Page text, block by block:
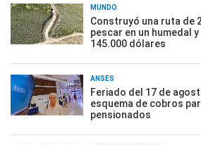
MUNDO
Construyó una ruta de
pescar en un humedal
145.000 dólares
ANSES
Feriado del 17 de
esquema de cobros
pensionados